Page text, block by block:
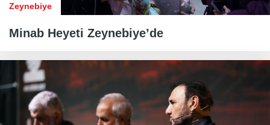
Zeynebiye
Minab Heyeti Zeynebiye’de